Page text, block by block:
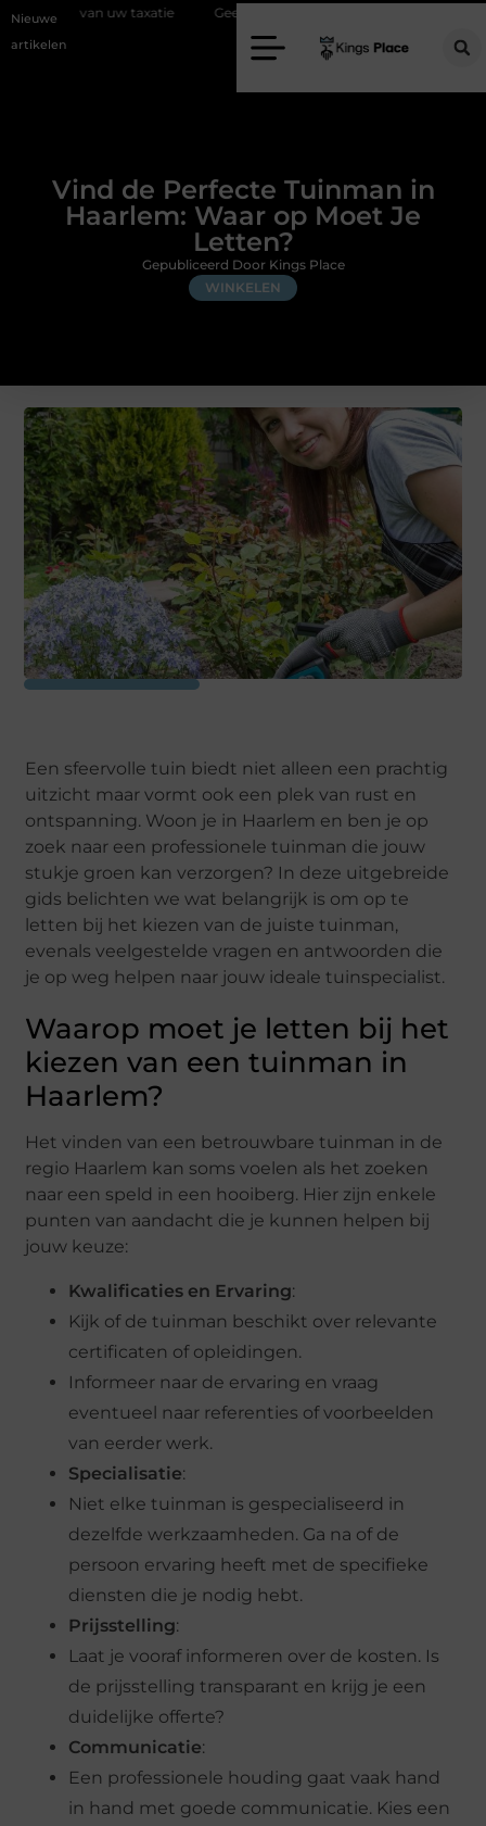
Nieuwe
artikelen
taxatie Geef uw slaapkamer een upgrade met interieuradvies
Vind de Perfecte Tuinman in
Haarlem: Waar op Moet Je
Letten?
WINKELEN
Gepubliceerd Door Kings Place
Een sfeervolle tuin biedt niet alleen een prachtig
uitzicht maar vormt ook een plek van rust en
ontspanning. Woon je in Haarlem en ben je op
zoek naar een professionele tuinman die jouw
stukje groen kan verzorgen? In deze uitgebreide
gids belichten we wat belangrijk is om op te
letten bij het kiezen van de juiste tuinman,
evenals veelgestelde vragen en antwoorden die
je op weg helpen naar jouw ideale tuinspecialist.
Waarop moet je letten bij het
kiezen van een tuinman in
Haarlem?
Het vinden van een betrouwbare tuinman in de
regio Haarlem kan soms voelen als het zoeken
naar een speld in een hooiberg. Hier zijn enkele
punten van aandacht die je kunnen helpen bij
jouw keuze:
Kwalificaties en Ervaring:
Kijk of de tuinman beschikt over relevante
certificaten of opleidingen.
Informeer naar de ervaring en vraag
eventueel naar referenties of voorbeelden
van eerder werk.
Specialisatie:
Niet elke tuinman is gespecialiseerd in
dezelfde werkzaamheden. Ga na of de
persoon ervaring heeft met de specifieke
diensten die je nodig hebt.
Prijsstelling:
Laat je vooraf informeren over de kosten. Is
de prijsstelling transparant en krijg je een
duidelijke offerte?
Communicatie:
Een professionele houding gaat vaak hand
in hand met goede communicatie. Kies een